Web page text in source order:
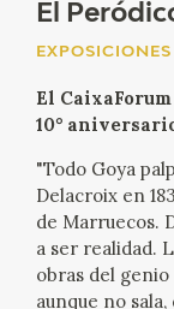
QUIENES SOMOS
ACCIÓN
SEDE
CONTACTO
El
EXPOSICIONES
El
10°
"Todo Goya
Delacroix en
de Marruecos.
a ser realidad.
obras del
aunque no